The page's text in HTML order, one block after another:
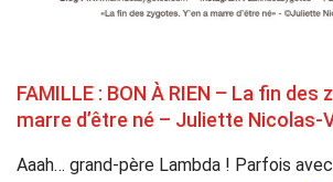
FAMILLE : BON À RIEN – La fin des
marre d’être né – Juliette Nicolas-
Aaah… grand-père Lambda ! Parfois